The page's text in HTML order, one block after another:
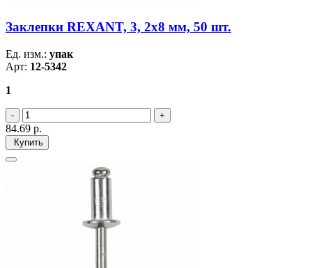
Заклепки REXANT, 3, 2x8 мм, 50 шт.
Ед. изм.: упак
Арт: 12-5342
1
84.69 р.
Купить